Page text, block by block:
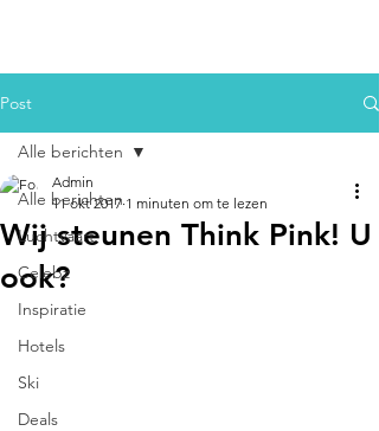
Post
Alle berichten
Luchtvaart
Celebz
Inspiratie
Hotels
Ski
Deals
Alle berichten
Wij steunen Think Pink! U
ook?
Admin
11 okt 2017 1 minuten om te lezen